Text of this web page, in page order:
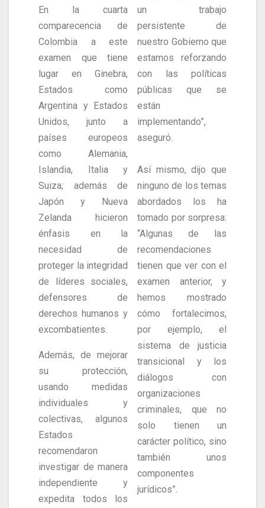
En la cuarta
comparecencia de
Colombia a este
examen que tiene
lugar en Ginebra,
Estados como
Argentina y Estados
Unidos, junto a
países europeos
como Alemania,
Islandia, Italia y
Suiza; además de
Japón y Nueva
Zelanda hicieron
énfasis en la
necesidad de
proteger la integridad
de líderes sociales,
defensores de
derechos humanos y
excombatientes.
Además, de mejorar
su protección,
usando medidas
individuales y
colectivas, algunos
Estados
recomendaron
investigar de manera
independiente y
expedita todos los
un trabajo
persistente de
nuestro Gobierno que
estamos reforzando
con las políticas
públicas que se
están
implementando”,
aseguró.
Así mismo, dijo que
ninguno de los temas
abordados los ha
tomado por sorpresa:
“Algunas de las
recomendaciones
tienen que ver con el
examen anterior, y
hemos mostrado
cómo fortalecimos,
por ejemplo, el
sistema de justicia
transicional y los
diálogos con
organizaciones
criminales, que no
solo tienen un
carácter político, sino
también unos
componentes
jurídicos”.